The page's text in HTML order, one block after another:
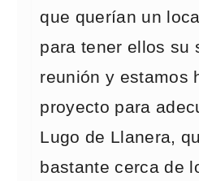
que querían un
para tener ellos su
reunión y estamos
proyecto para
Lugo de Llanera,
bastante cerca de